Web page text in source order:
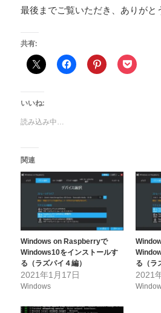
最後までご覧いただき、ありがと
共有:
いいね:
読み込み中…
関連
Windows on Raspberryで
Windows10をインストールす
る（ラズパイ４編）
2021年1月17日
Windows
る（ラ
2021